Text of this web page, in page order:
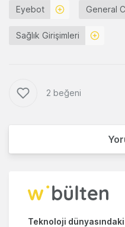
Eyebot General
Sağlık Girişimleri
2 beğeni
Teknoloji